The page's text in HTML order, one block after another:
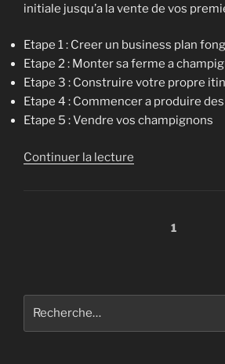
initiale jusqu’a la vente de vos
Etape 1 : Creer un business plan
Etape 2 : Monter sa ferme a
Etape 3 : Construire votre propre
Etape 4 : Commencer a produire
Etape 5 : Vendre vos champignons
Continuer la lecture
professionnel
Page1